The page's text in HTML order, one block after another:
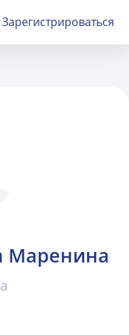
Зарегистрироваться
Маренина